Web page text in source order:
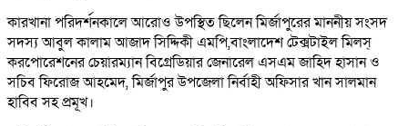
কারখানা পরিদর্শনকালে আরোও উপস্থিত ছিলেন মির্জাপুরের মাননীয় সংসদ
সদস্য আবুল কালাম আজাদ সিদ্দিকী এমপি,বাংলাদেশ টেক্সটাইল মিলস্
করপোরেশনের চেয়ারম্যান বিগ্রেডিয়ার জেনারেল এসএম জাহিদ হাসান ও
সচিব ফিরোজ আহমেদ, মির্জাপুর উপজেলা নির্বাহী অফিসার খান সালমান
হাবিব সহ প্রমূখ।